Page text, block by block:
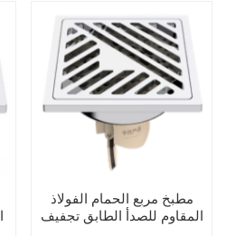
مطبخ مربع الحمام الفولاذ
المقاوم للصدأ الطابق تجفيف